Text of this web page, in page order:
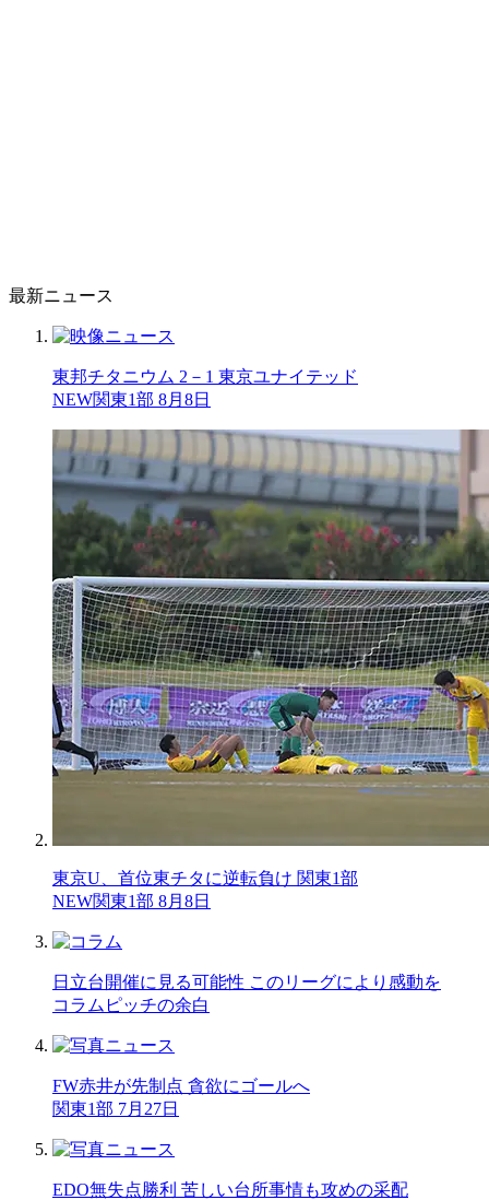
最新ニュース
東邦チタニウム 2－1 東京ユナイテッド
NEW関東1部 8月8日
東京U、首位東チタに逆転負け 関東1部
NEW関東1部 8月8日
日立台開催に見る可能性 このリーグにより感動を
コラム ピッチの余白
FW赤井が先制点 貪欲にゴールへ
関東1部 7月27日
EDO無失点勝利 苦しい台所事情も攻めの采配